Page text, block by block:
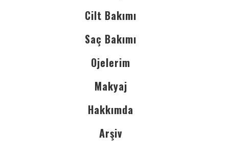
Cilt Bakımı
Saç Bakımı
Ojelerim
Makyaj
Hakkımda
Arşiv